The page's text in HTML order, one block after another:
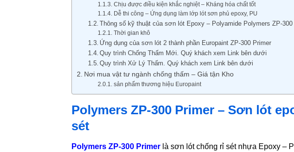
Chịu được điều kiện khắc nghiệt – Kháng hóa chất tốt
Dễ thi công – Ứng dụng làm lớp lót sơn phủ epoxy, PU
Thông số kỹ thuật của sơn lót Epoxy – Polyamide Polymers ZP-300
Thời gian khô
Ứng dụng của sơn lót 2 thành phần Europaint ZP-300 Primer
Quy trình Chống Thấm Mới. Quý khách xem Link bên dưới
Quy trình Xử Lý Thấm. Quý khách xem Link bên dưới
Nơi mua vật tư ngành chống thấm – Giá tận Kho
sản phẩm thương hiệu Europaint
Polymers ZP-300 Primer – Sơn lót
sét
Polymers ZP-300 Primer là sơn lót chống rỉ sét nhựa Epoxy –